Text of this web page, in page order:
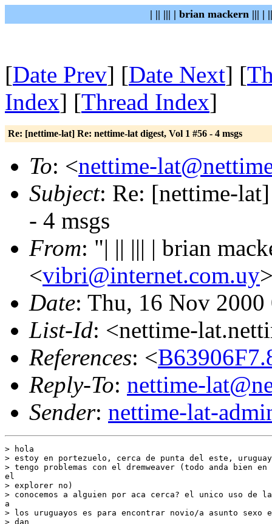
| || ||| | brian mackern ||| |
[Date Prev] [Date Next] [
Index] [Thread Index]
Re: [nettime-lat] Re: nettime-lat digest, Vol 1 #56 - 4 msgs
To: <nettime-
Subject: Re: [nettime-
- 4 msgs
From: "| || ||| | brian
<vibri@internet.com.uy
Date: Thu, 16 Nov
List-Id: <nettime-
References: <
Reply-To: nettime-
Sender: nettime-lat-
> hola
> estoy en portezuelo, cerca de punta del este,
> tengo problemas con el dremweaver (todo anda bien
el
> explorer no)
> conocemos a alguien por aca cerca? el unico uso de
a
> los uruguayos es para encontrar novio/a asunto sexo
> dan